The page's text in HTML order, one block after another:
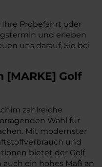
Probefahrt oder
und erleben
uns darauf, Sie bei
[MARKE] Golf
zahlreiche
Wahl für
Mit modernster
und
bietet der Golf
ein hohes Maß an